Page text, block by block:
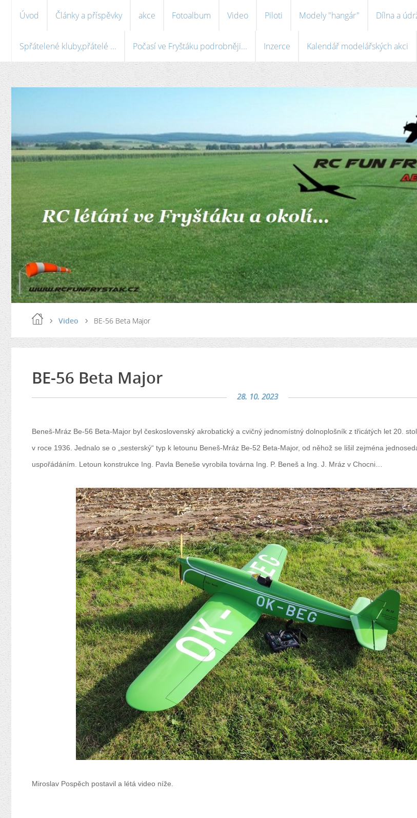
Úvod Články a příspěvky akce Fotoalbum Video Piloti Modely "hangár" Dílna a
Spřátelené kluby,přátelé ... Počasí ve Fryštáku podrobněji... Inzerce Kalendář modelářských akci
Video BE-56 Beta Major
BE-56 Beta Major
28. 10. 2023
Beneš-Mráz Be-56 Beta-Major byl československý akrobatický a cvičný jednomístný dolnoplošník z třicátých let 20.
v roce 1936. Jednalo se o „sesterský“ typ k letounu Beneš-Mráz Be-52 Beta-Major, od něhož se lišil zejména
uspořádáním. Letoun konstrukce Ing. Pavla Beneše vyrobila továrna Ing. P. Beneš a Ing. J. Mráz v Chocni…
Miroslav Pospěch postavil a létá video níže.